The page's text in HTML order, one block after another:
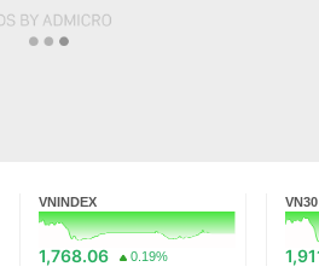
VNINDEX
1,768.06 0.19%
VN30